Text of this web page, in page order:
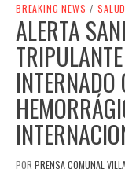
BREAKING NEWS /
ALERTA
INTERNADO
POR PRENSA COMUNAL